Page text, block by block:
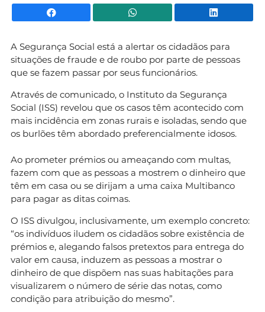
Facebook WhatsApp
A Segurança Social está a alertar os cidadãos para
situações de fraude e de roubo por parte de pessoas
que se fazem passar por seus funcionários.
Através de comunicado, o Instituto da Segurança
Social (ISS) revelou que os casos têm acontecido com
mais incidência em zonas rurais e isoladas, sendo que
os burlões têm abordado preferencialmente idosos.
Ao prometer prémios ou ameaçando com multas,
fazem com que as pessoas a mostrem o dinheiro que
têm em casa ou se dirijam a uma caixa Multibanco
para pagar as ditas coimas.
O ISS divulgou, inclusivamente, um exemplo concreto:
“os indivíduos iludem os cidadãos sobre existência de
prémios e, alegando falsos pretextos para entrega do
valor em causa, induzem as pessoas a mostrar o
dinheiro de que dispõem nas suas habitações para
visualizarem o número de série das notas, como
condição para atribuição do mesmo”.